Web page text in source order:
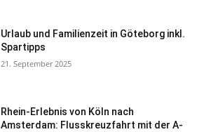
Urlaub und Familienzeit in Göteborg inkl.
Spartipps
21. September 2025
Rhein-Erlebnis von Köln nach
Amsterdam: Flusskreuzfahrt mit der A-